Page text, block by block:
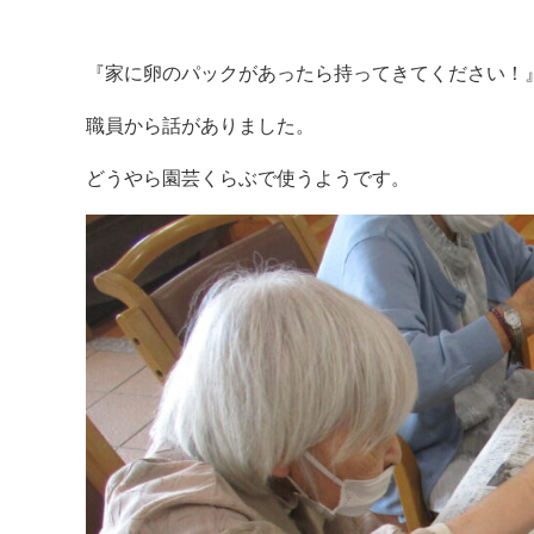
『家に卵のパックがあったら持ってきてください！
職員から話がありました。
どうやら園芸くらぶで使うようです。